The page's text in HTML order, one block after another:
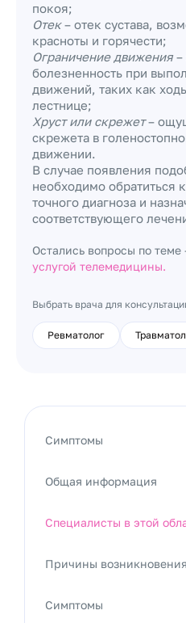
покоя;
Отек– отек сустава,
красноты и горячести;
Ограничение движения–
болезненность при
движений, таких как
лестнице;
Хруст или скрежет–
скрежета в
движении.
В случае появления
необходимо обратиться
точного диагноза и
соответствующего
Остались вопросы по теме
услугой телемедицины.
Выбрать врача для
Ревматолог
Симптомы
Общая информация
Специалисты в этой
Причины возникновения
Симптомы